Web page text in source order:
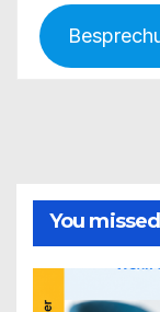
You missed